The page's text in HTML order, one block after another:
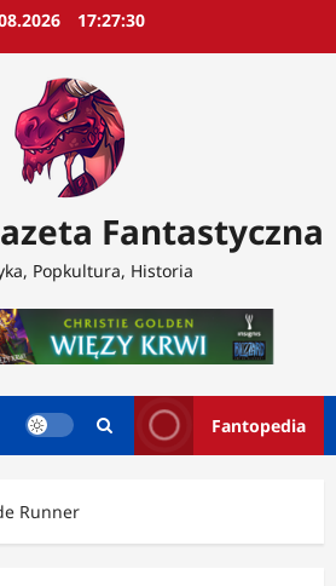
17:27:32
Fantastyczna
Popkultura, Historia
Fantopedia
Runner